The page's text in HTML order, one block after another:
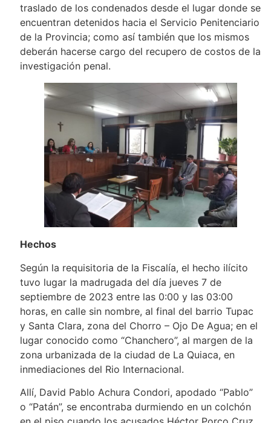
traslado de los condenados desde el lugar donde se
encuentran detenidos hacia el Servicio Penitenciario
de la Provincia; como así también que los mismos
deberán hacerse cargo del recupero de costos de la
investigación penal.
Hechos
Según la requisitoria de la Fiscalía, el hecho ilícito
tuvo lugar la madrugada del día jueves 7 de
septiembre de 2023 entre las 0:00 y las 03:00
horas, en calle sin nombre, al final del barrio Tupac
y Santa Clara, zona del Chorro – Ojo De Agua; en el
lugar conocido como “Chanchero”, al margen de la
zona urbanizada de la ciudad de La Quiaca, en
inmediaciones del Rio Internacional.
Allí, David Pablo Achura Condori, apodado “Pablo”
o “Patán”, se encontraba durmiendo en un colchón